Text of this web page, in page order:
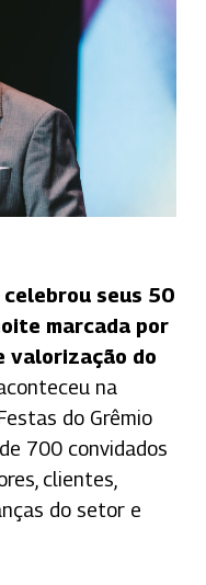
seus 50
marcada por
valorização do
na
do Grêmio
700 convidados
clientes,
do setor e